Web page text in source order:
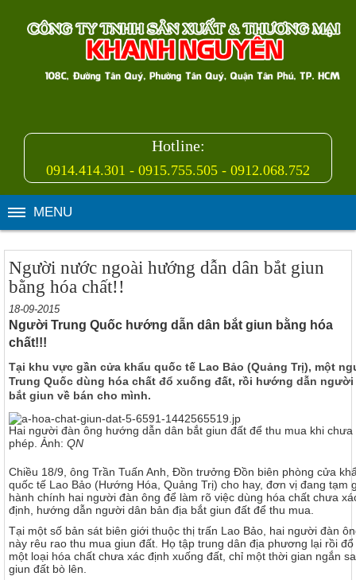
Hotline:
0914.414.301 - 0915.755.505 - 0912.068.752
MENU
Người nước ngoài hướng dẫn dân bắt giun
bằng hóa chất!!
18-09-2015
Người Trung Quốc hướng dẫn dân bắt giun bằng hóa
chất!!!
Tại khu vực gần cửa khẩu quốc tế Lao Bảo (Quảng Trị), một
Trung Quốc dùng hóa chất đổ xuống đất, rồi hướng dẫn người
bắt giun về bán cho mình.
Hai người đàn ông hướng dẫn dân bắt giun đất để thu mua khi
phép. Ảnh: QN
Chiều 18/9, ông Trần Tuấn Anh, Đồn trưởng Đồn biên phòng cửa
quốc tế Lao Bảo (Hướng Hóa, Quảng Trị) cho hay, đơn vị đang tạm
hành chính hai người đàn ông để làm rõ việc dùng hóa chất chưa
định, hướng dẫn người dân bản địa bắt giun đất để thu mua.
Tại một số bản sát biên giới thuộc thị trấn Lao Bảo, hai người đàn
này rêu rao thu mua giun đất. Họ tập trung dân địa phương lại rồi đổ
một loại hóa chất chưa xác định xuống đất, chỉ một thời gian ngắn
giun đất bò lên.